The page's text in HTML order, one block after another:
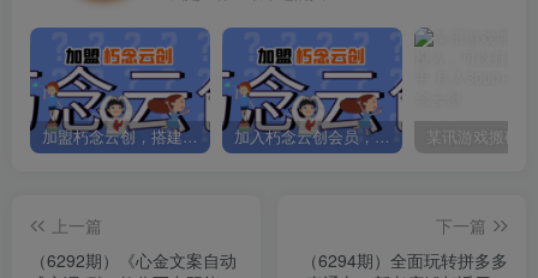
加盟朽念云创，搭建同款项目资源站，实现日入2000+ 加入朽念云创会员，全站资源免费学习。
上一篇
（6292期）《心金文案自动
下一篇
（6294期）全面玩转拼多多